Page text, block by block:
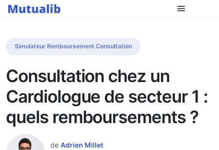
Simulateur Remboursement Consultation
Consultation chez un
Cardiologue de secteur 1 :
quels remboursements ?
de Adrien Millet